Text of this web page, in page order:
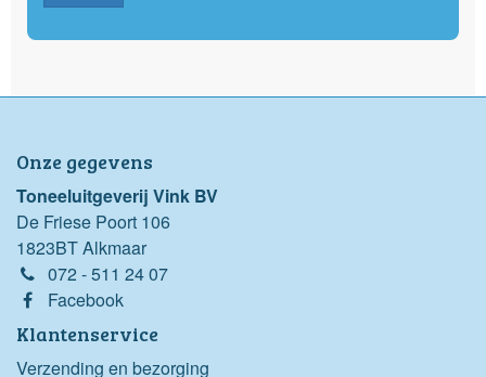
Onze gegevens
Toneeluitgeverij Vink BV
De Friese Poort 106
1823BT Alkmaar
072 - 511 24 07
Facebook
Klantenservice
Verzending en bezorging